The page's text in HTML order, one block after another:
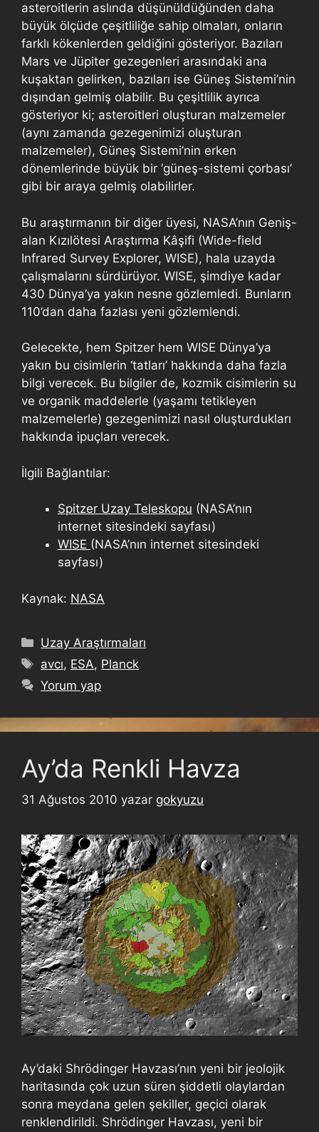
asteroitlerin aslında düşünüldüğünden daha
büyük ölçüde çeşitliliğe sahip olmaları, onların
farklı kökenlerden geldiğini gösteriyor. Bazıları
Mars ve Jüpiter gezegenleri arasındaki ana
kuşaktan gelirken, bazıları ise Güneş Sistemi’nin
dışından gelmiş olabilir. Bu çeşitlilik ayrıca
gösteriyor ki; asteroitleri oluşturan malzemeler
(aynı zamanda gezegenimizi oluşturan
malzemeler), Güneş Sistemi’nin erken
dönemlerinde büyük bir ‘güneş-sistemi çorbası’
gibi bir araya gelmiş olabilirler.
Bu araştırmanın bir diğer üyesi, NASA’nın Geniş-
alan Kızılötesi Araştırma Kâşifi (Wide-field
Infrared Survey Explorer, WISE), hala uzayda
çalışmalarını sürdürüyor. WISE, şimdiye kadar
430 Dünya’ya yakın nesne gözlemledi. Bunların
110’dan daha fazlası yeni gözlemlendi.
Gelecekte, hem Spitzer hem WISE Dünya’ya
yakın bu cisimlerin ‘tatları’ hakkında daha fazla
bilgi verecek. Bu bilgiler de, kozmik cisimlerin su
ve organik maddelerle (yaşamı tetikleyen
malzemelerle) gezegenimizi nasıl oluşturdukları
hakkında ipuçları verecek.
İlgili Bağlantılar:
Spitzer Uzay Teleskopu (NASA’nın
internet sitesindeki sayfası)
WISE (NASA’nın internet sitesindeki
sayfası)
Kaynak: NASA
Uzay Araştırmaları
avcı, ESA, Planck
Yorum yap
Ay’da Renkli Havza
31 Ağustos 2010 yazar gokyuzu
Ay’daki Shrödinger Havzası’nın yeni bir jeolojik
haritasında çok uzun süren şiddetli olaylardan
sonra meydana gelen şekiller, geçici olarak
renklendirildi. Shrödinger Havzası, yeni bir